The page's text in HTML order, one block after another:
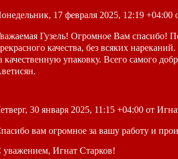
17 февраля 2025, 12:19 +04:00
Гузель! Огромное Вам спасибо!
качества, без всяких
качественную упаковку. Всего самого
30 января 2025, 11:15 +04:00 от
вам огромное за вашу работу и
уважением, Игнат Старков!